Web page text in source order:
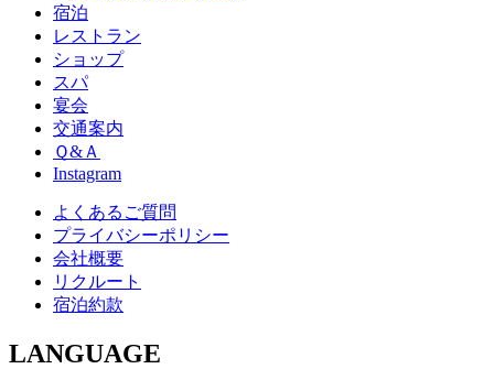
宿泊
レストラン
ショップ
スパ
宴会
交通案内
Ｑ&Ａ
Instagram
よくあるご質問
プライバシーポリシー
会社概要
リクルート
宿泊約款
LANGUAGE